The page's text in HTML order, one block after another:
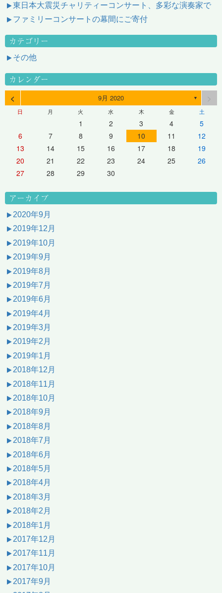
東日本大震災チャリティーコンサート、多彩な演奏家で
ファミリーコンサートの幕間にご寄付
カテゴリー
その他
カレンダー
< 9月 2020 ▼
日 月 火 水 木 金 土
1 2 3 4
5
6
7 8 9 10 11
12
13
14 15 16 17 18
19
20
21 22 23 24 25
26
27
28 29 30
アーカイブ
2020年9月
2019年12月
2019年10月
2019年9月
2019年8月
2019年7月
2019年6月
2019年4月
2019年3月
2019年2月
2019年1月
2018年12月
2018年11月
2018年10月
2018年9月
2018年8月
2018年7月
2018年6月
2018年5月
2018年4月
2018年3月
2018年2月
2018年1月
2017年12月
2017年11月
2017年10月
2017年9月